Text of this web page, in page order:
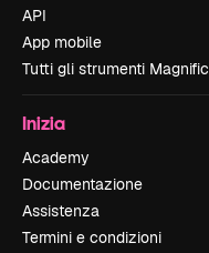
API
App mobile
Tutti gli strumenti Magnific
Inizia
Academy
Documentazione
Assistenza
Termini e condizioni